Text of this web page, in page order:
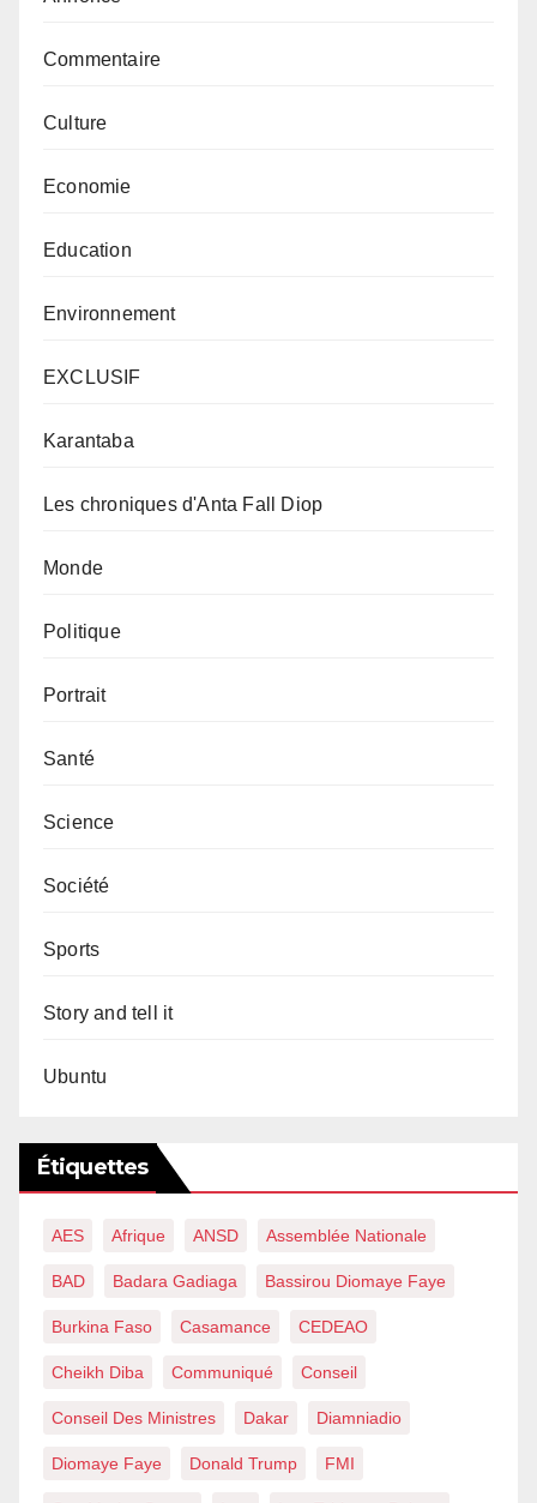
Commentaire
Culture
Economie
Education
Environnement
EXCLUSIF
Karantaba
Les chroniques d'Anta Fall Diop
Monde
Politique
Portrait
Santé
Science
Société
Sports
Story and tell it
Ubuntu
Étiquettes
AES Afrique ANSD Assemblée Nationale
BAD Badara Gadiaga Bassirou Diomaye Faye
Burkina Faso Casamance CEDEAO
Cheikh Diba Communiqué Conseil
Conseil Des Ministres Dakar Diamniadio
Diomaye Faye Donald Trump FMI